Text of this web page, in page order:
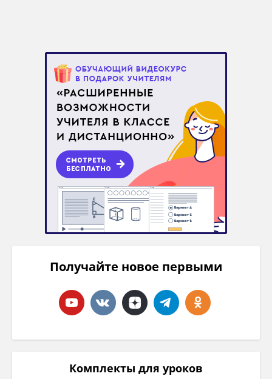
Получайте новое первыми
Комплекты для уроков